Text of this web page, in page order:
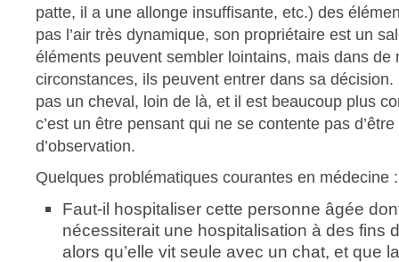
patte, il a une allonge insuffisante, etc.) des
pas l’air très dynamique, son propriétaire est un
éléments peuvent sembler lointains, mais dans de
circonstances, ils peuvent entrer dans sa décision.
pas un cheval, loin de là, et il est beaucoup plus
c’est un être pensant qui ne se contente pas
d’observation.
Quelques problématiques courantes en médecine :
Faut-il hospitaliser cette personne âgée
nécessiterait une hospitalisation à des fins
alors qu’elle vit seule avec un chat, et que